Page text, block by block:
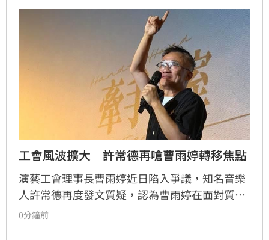
工會風波擴大　許常德再嗆曹雨婷轉移焦點
演藝工會理事長曹雨婷近日陷入爭議，知名音樂
人許常德再度發文質疑，認為曹雨婷在面對質疑
時，不應反問資深藝人池秋美關於田路路協助的
0分鐘前